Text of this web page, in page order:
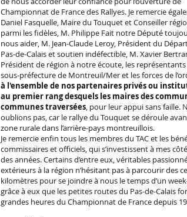
Championnat de France des Rallyes. Je remercie
Daniel Fasquelle, Maire du Touquet et Conseiller
parmi les fidèles, M. Philippe Fait notre Député
nous aider, M. Jean-Claude Leroy, Président du
Pas-de-Calais et soutien indéfectible, M. Xavier
Président de région à notre écoute, les représentants
sous-préfecture de Montreuil/Mer et les forces de
à l'ensemble de nos partenaires privés ou
au premier rang desquels les maires des
communes traversées, pour leur appui sans faille.
oublions pas, car le rallye du Touquet se déroule
zone rurale dans l’arrière-pays montreuillois.
Je remercie enfin tous les membres du TAC et les
commissaires et officiels, qui s’investissent à mes
des années. Certains d’entre eux, véritables
extérieurs à la région n’hésitant pas à parcourir des
kilomètres pour se joindre à nous le temps d’un
grâce à eux que les petites routes du Pas-de-Calais
grandes heures du Championnat de France depuis